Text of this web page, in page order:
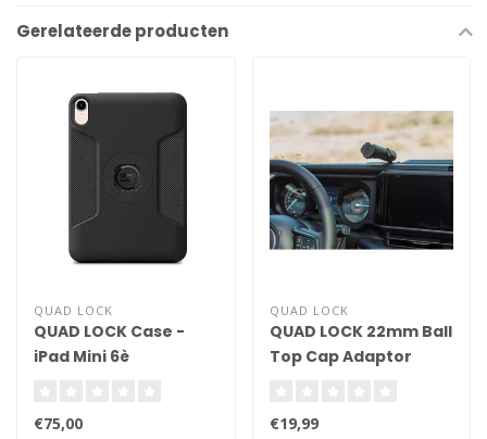
Gerelateerde producten
QUAD LOCK
QUAD LOCK Case -
iPad Mini 6è
€75,00
QUAD LOCK
QUAD LOCK 22mm Ball
Top Cap Adaptor
€19,99